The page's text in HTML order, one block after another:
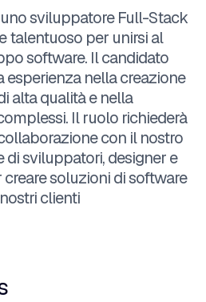
sviluppatore Full-Stack
talentuoso per unirsi al
software. Il candidato
esperienza nella creazione
alta qualità e nella
Il ruolo richiederà
con il nostro
sviluppatori, designer e
soluzioni di software
clienti